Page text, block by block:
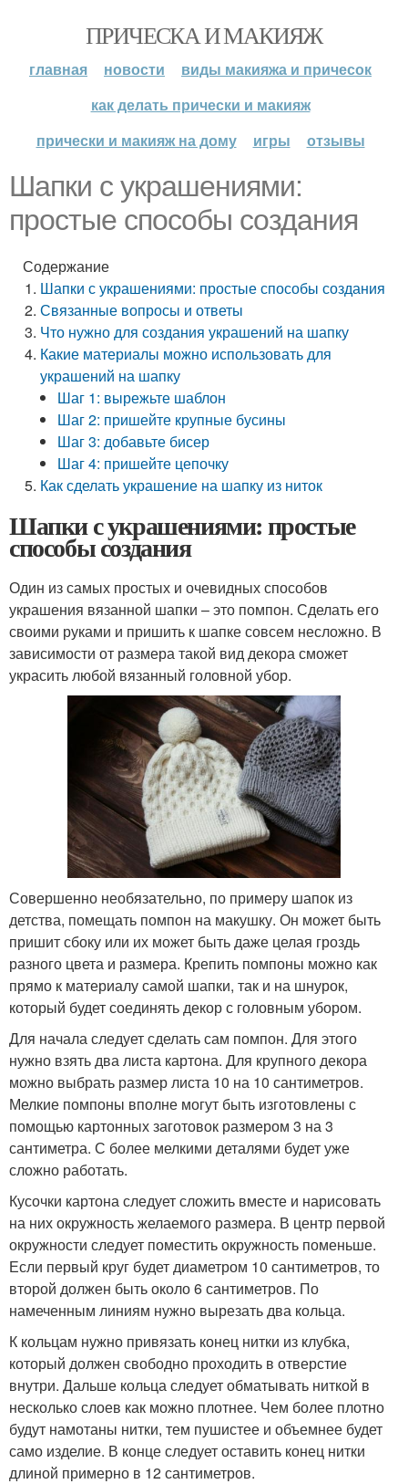
ПРИЧЕСКА И МАКИЯЖ
главная новости
виды макияжа и причесок
как делать прически и макияж
прически и макияж на дому
игры отзывы
Шапки с украшениями:
простые способы создания
Содержание
Шапки с украшениями: простые способы создания
Связанные вопросы и ответы
Что нужно для создания украшений на шапку
Какие материалы можно использовать для
украшений на шапку
Шаг 1: вырежьте шаблон
Шаг 2: пришейте крупные бусины
Шаг 3: добавьте бисер
Шаг 4: пришейте цепочку
Как сделать украшение на шапку из ниток
Шапки с украшениями: простые
способы создания
Один из самых простых и очевидных способов
украшения вязанной шапки – это помпон. Сделать его
своими руками и пришить к шапке совсем несложно. В
зависимости от размера такой вид декора сможет
украсить любой вязанный головной убор.
Совершенно необязательно, по примеру шапок из
детства, помещать помпон на макушку. Он может быть
пришит сбоку или их может быть даже целая гроздь
разного цвета и размера. Крепить помпоны можно как
прямо к материалу самой шапки, так и на шнурок,
который будет соединять декор с головным убором.
Для начала следует сделать сам помпон. Для этого
нужно взять два листа картона. Для крупного декора
можно выбрать размер листа 10 на 10 сантиметров.
Мелкие помпоны вполне могут быть изготовлены с
помощью картонных заготовок размером 3 на 3
сантиметра. С более мелкими деталями будет уже
сложно работать.
Кусочки картона следует сложить вместе и нарисовать
на них окружность желаемого размера. В центр первой
окружности следует поместить окружность поменьше.
Если первый круг будет диаметром 10 сантиметров, то
второй должен быть около 6 сантиметров. По
намеченным линиям нужно вырезать два кольца.
К кольцам нужно привязать конец нитки из клубка,
который должен свободно проходить в отверстие
внутри. Дальше кольца следует обматывать ниткой в
несколько слоев как можно плотнее. Чем более плотно
будут намотаны нитки, тем пушистее и объемнее будет
само изделие. В конце следует оставить конец нитки
длиной примерно в 12 сантиметров.